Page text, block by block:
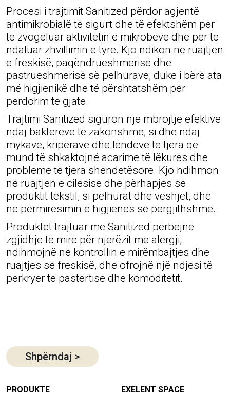
Procesi i trajtimit Sanitized përdor agjentë
antimikrobialë të sigurt dhe të efektshëm për
të zvogëluar aktivitetin e mikrobeve dhe për të
ndaluar zhvillimin e tyre. Kjo ndikon në ruajtjen
e freskisë, paqëndrueshmërisë dhe
pastrueshmërisë së pëlhurave, duke i bërë ata
më higjienikë dhe të përshtatshëm për
përdorim të gjatë.
Trajtimi Sanitized siguron një mbrojtje efektive
ndaj baktereve të zakonshme, si dhe ndaj
mykave, kripërave dhe lëndëve të tjera që
mund të shkaktojnë acarime të lëkurës dhe
probleme të tjera shëndetësore. Kjo ndihmon
në ruajtjen e cilësisë dhe përhapjes së
produktit tekstil, si pëlhurat dhe veshjet, dhe
në përmirësimin e higjienës së përgjithshme.
Produktet trajtuar me Sanitized përbëjnë
zgjidhje të mirë për njerëzit me alergji,
ndihmojnë në kontrollin e mirëmbajtjes dhe
ruajtjes së freskisë, dhe ofrojnë një ndjesi të
përkryer të pastërtisë dhe komoditetit.
Shpërndaj >
PRODUKTE EXELENT SPACE